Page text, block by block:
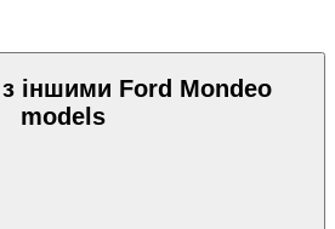
іншими Ford Mondeo
models